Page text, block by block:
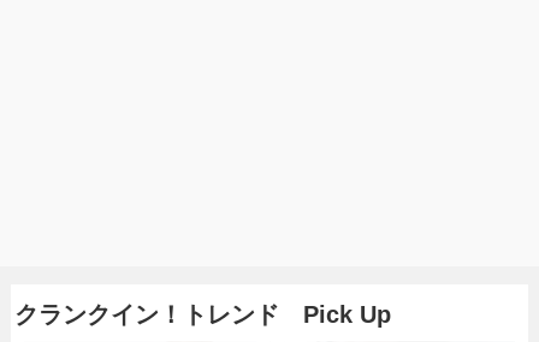
クランクイン！トレンド Pick Up